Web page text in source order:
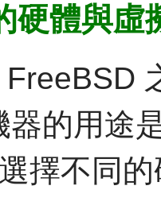
硬體與虛
器的用途
擇不同